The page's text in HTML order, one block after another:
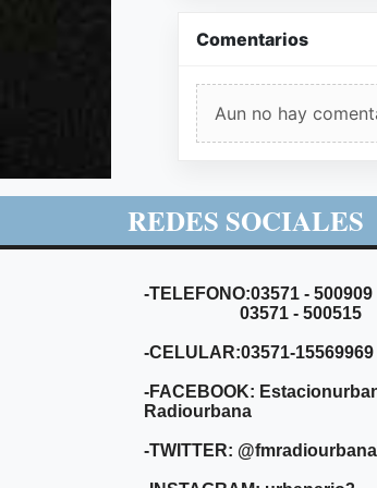
Comentarios
Aun no hay
REDES SOCIALES
-TELEFONO:03571 - 500909
03571 - 500515
-CELULAR:03571-15569969
-FACEBOOK:
Radiourbana
-TWITTER: @fmradiourbana